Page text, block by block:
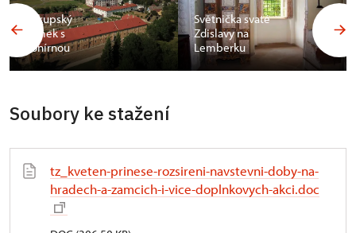
Zákupský
zámek s
konírnou
Světnička svaté
Zdislavy na
Lemberku
Soubory ke stažení
tz_kveten-prinese-rozsireni-navstevni-doby-na-
hradech-a-zamcich-i-vice-doplnkovych-akci.doc